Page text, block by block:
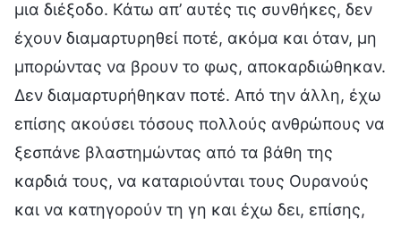
μια διέξοδο. Κάτω απ’ αυτές τις συνθήκες, δεν
έχουν διαμαρτυρηθεί ποτέ, ακόμα και όταν, μη
μπορώντας να βρουν το φως, αποκαρδιώθηκαν.
Δεν διαμαρτυρήθηκαν ποτέ. Από την άλλη, έχω
επίσης ακούσει τόσους πολλούς ανθρώπους να
ξεσπάνε βλαστημώντας από τα βάθη της
καρδιά τους, να καταριούνται τους Ουρανούς
και να κατηγορούν τη γη και έχω δει, επίσης,